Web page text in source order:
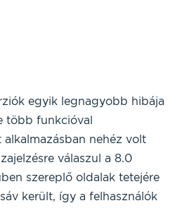
egyik legnagyobb hibája
több funkcióval
nehéz volt
válaszul a 8.0
szereplő oldalak tetejére
került, így a felhasználók